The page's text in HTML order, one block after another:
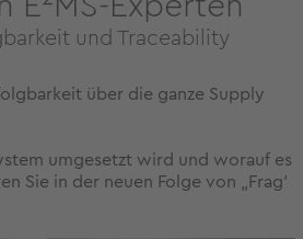
E²MS-Experten
und Traceability
über die ganze Supply
umgesetzt wird und worauf es
Sie in der neuen Folge von „Frag'